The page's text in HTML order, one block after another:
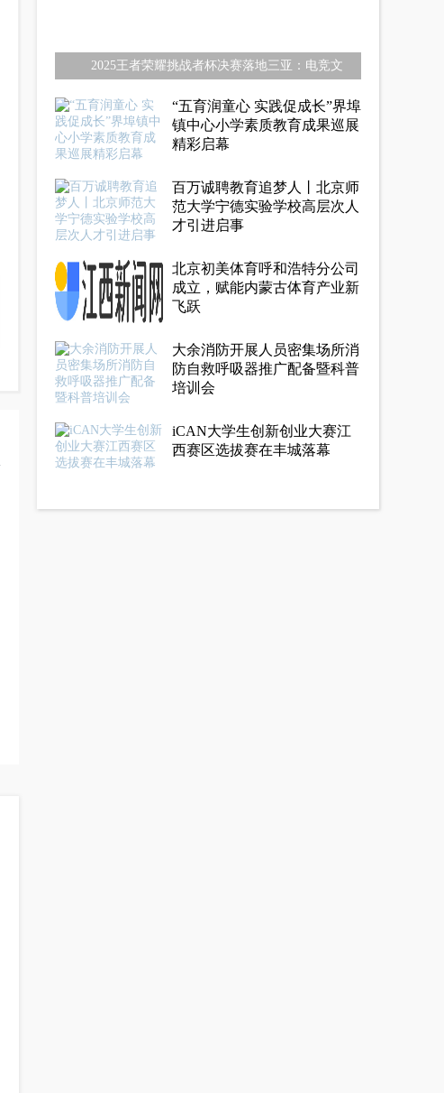
2025王者荣耀挑战者杯决赛落地三亚：电竞文
“五育润童心 实践促成长”界埠
镇中心小学素质教育成果巡展
精彩启幕
百万诚聘教育追梦人丨北京师
范大学宁德实验学校高层次人
才引进启事
北京初美体育呼和浩特分公司
成立，赋能内蒙古体育产业新
飞跃
大余消防开展人员密集场所消
防自救呼吸器推广配备暨科普
培训会
iCAN大学生创新创业大赛江
西赛区选拔赛在丰城落幕